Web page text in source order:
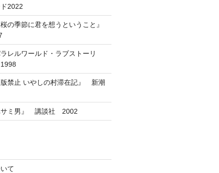
2022
の季節に君を想うということ』
レルワールド・ラブストーリ
禁止 いやしの村滞在記』 新潮
ミ男』 講談社 2002
て